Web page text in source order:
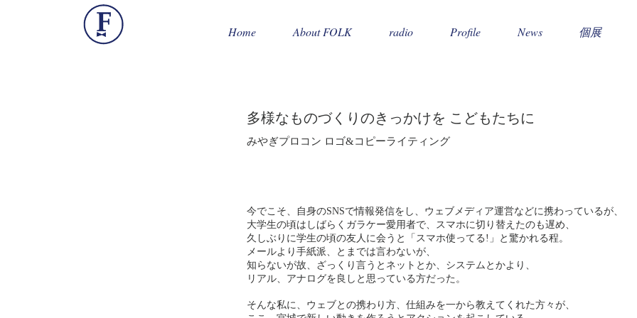
Home About FOLK radio Profile News 個展
​多様なものづくりのきっかけを こどもたちに
​みやぎプロコン ロゴ&コピーライティング
今でこそ、自身のSNSで情報発信をし、ウェブメディア運営などに携わっているが、
大学生の頃はしばらくガラケー愛用者で、スマホに切り替えたのも遅め、
久しぶりに学生の頃の友人に会うと「スマホ使ってる!」と驚かれる程。
メールより手紙派、とまでは言わないが、
知らないが故、ざっくり言うとネットとか、システムとかより、
リアル、アナログを良しと思っている方だった。
そんな私に、ウェブとの携わり方、仕組みを一から教えてくれた方々が、